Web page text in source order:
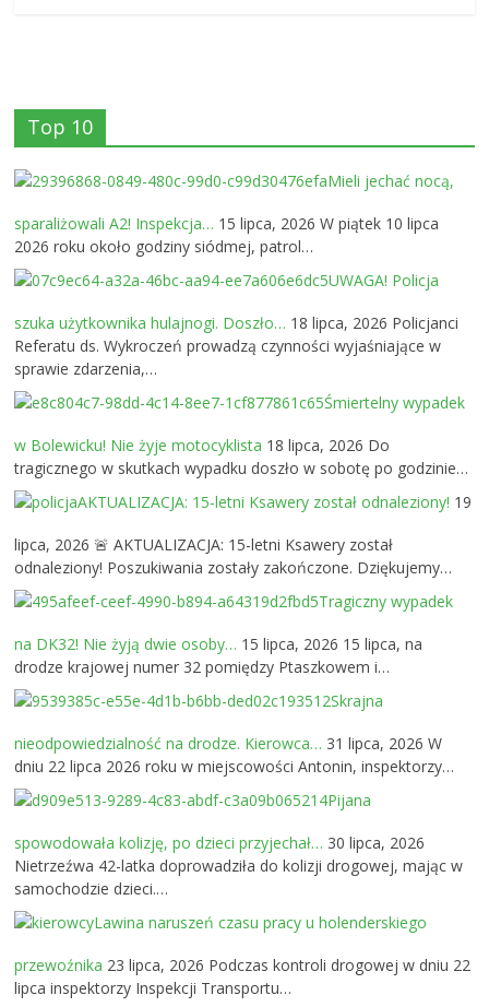
Top 10
Mieli jechać nocą,
sparaliżowali A2! Inspekcja… 15 lipca, 2026 W piątek 10 lipca
2026 roku około godziny siódmej, patrol…
UWAGA! Policja
szuka użytkownika hulajnogi. Doszło… 18 lipca, 2026 Policjanci
Referatu ds. Wykroczeń prowadzą czynności wyjaśniające w
sprawie zdarzenia,…
Śmiertelny wypadek
w Bolewicku! Nie żyje motocyklista 18 lipca, 2026 Do
tragicznego w skutkach wypadku doszło w sobotę po godzinie…
AKTUALIZACJA: 15-letni Ksawery został odnaleziony! 19
lipca, 2026 🚨 AKTUALIZACJA: 15-letni Ksawery został
odnaleziony! Poszukiwania zostały zakończone. Dziękujemy…
Tragiczny wypadek
na DK32! Nie żyją dwie osoby… 15 lipca, 2026 15 lipca, na
drodze krajowej numer 32 pomiędzy Ptaszkowem i…
Skrajna
nieodpowiedzialność na drodze. Kierowca… 31 lipca, 2026 W
dniu 22 lipca 2026 roku w miejscowości Antonin, inspektorzy…
Pijana
spowodowała kolizję, po dzieci przyjechał… 30 lipca, 2026
Nietrzeźwa 42-latka doprowadziła do kolizji drogowej, mając w
samochodzie dzieci.…
Lawina naruszeń czasu pracy u holenderskiego
przewoźnika 23 lipca, 2026 Podczas kontroli drogowej w dniu 22
lipca inspektorzy Inspekcji Transportu…